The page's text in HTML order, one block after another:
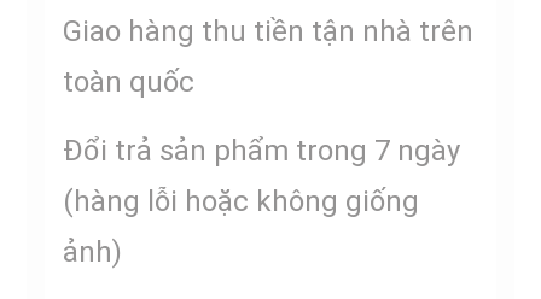
Giao hàng thu tiền tận nhà trên
toàn quốc
Đổi trả sản phẩm trong 7 ngày
(hàng lỗi hoặc không giống
ảnh)